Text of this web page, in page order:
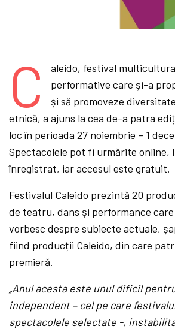
C
aleido, festival
performative care și-a
și să promoveze
etnică, a ajuns la cea de-a patra
loc în perioada 27 noiembrie – 1
Spectacolele pot fi urmărite online,
înregistrat, iar accesul este gratuit.
Festivalul Caleido prezintă 20
de teatru, dans și performance
vorbesc despre subiecte actuale,
fiind producții Caleido, din care
premieră.
„Anul acesta este unul dificil
independent – cel pe care
spectacolele selectate -,